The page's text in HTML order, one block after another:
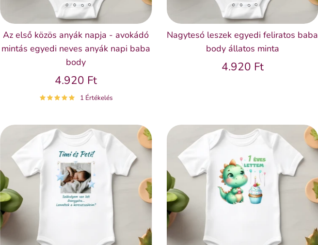
Az első közös anyák napja - avokádó
mintás egyedi neves anyák napi baba
body
4.920 Ft
1 Értékelés
Nagytesó leszek egyedi feliratos baba
body állatos minta
4.920 Ft